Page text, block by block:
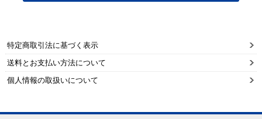
特定商取引法に基づく表示
送料とお支払い方法について
個人情報の取扱いについて